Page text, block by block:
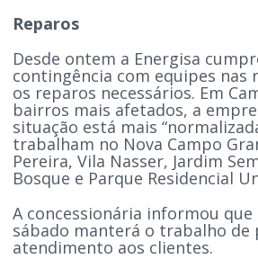
Reparos
Desde ontem a Energisa
contingência com equipes nas
os reparos necessários. Em
bairros mais afetados, a
situação está mais
trabalham no Nova Campo
Pereira, Vila Nasser, Jardim
Bosque e Parque Residencial
A concessionária informou
sábado manterá o trabalho de
atendimento aos clientes.